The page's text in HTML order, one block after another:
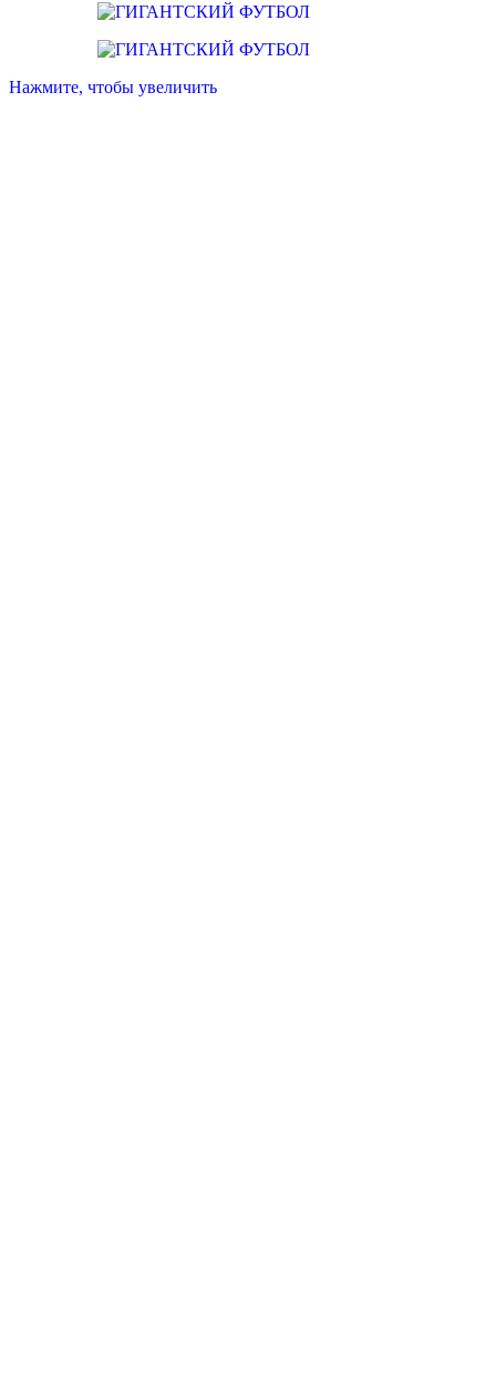
Нажмите, чтобы увеличить